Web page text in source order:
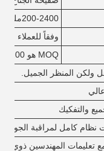
200-2400ملم
وفقاً للعملاء
MOQ هو 200 متر مربع، العرض * الطول * ارتفاع السقف،